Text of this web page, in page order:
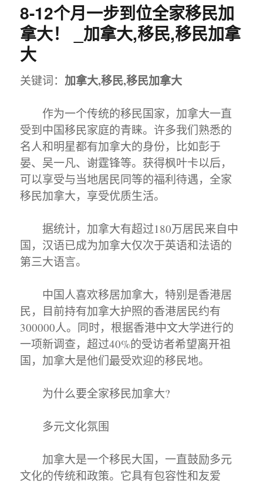
8-12个月一步到位全家移民加
拿大！ _加拿大,移民,移民加拿
大
关键词： 加拿大,移民,移民加拿大
作为一个传统的移民国家，加拿大一直
受到中国移民家庭的青睐。许多我们熟悉的
名人和明星都有加拿大的身份，比如彭于
晏、吴一凡、谢霆锋等。获得枫叶卡以后，
可以享受与当地居民同等的福利待遇，全家
移民加拿大，享受优质生活。
据统计，加拿大有超过180万居民来自中
国，汉语已成为加拿大仅次于英语和法语的
第三大语言。
中国人喜欢移居加拿大，特别是香港居
民，目前持有加拿大护照的香港居民约有
300000人。同时，根据香港中文大学进行的
一项新调查，超过40%的受访者希望离开祖
国，加拿大是他们最受欢迎的移民地。
为什么要全家移民加拿大?
多元文化氛围
加拿大是一个移民大国，一直鼓励多元
文化的传统和政策。它具有包容性和友爱